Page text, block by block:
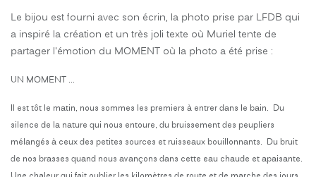
Le bijou est fourni avec son écrin, la photo prise par LFDB qui
a inspiré la création et un très joli texte où Muriel tente de
partager l'émotion du MOMENT où la photo a été prise :
UN MOMENT ...
Il est tôt le matin, nous sommes les premiers à entrer dans le bain. Du
silence de la nature qui nous entoure, du bruissement des peupliers
mélangés à ceux des petites sources et ruisseaux bouillonnants. Du bruit
de nos brasses quand nous avançons dans cette eau chaude et apaisante.